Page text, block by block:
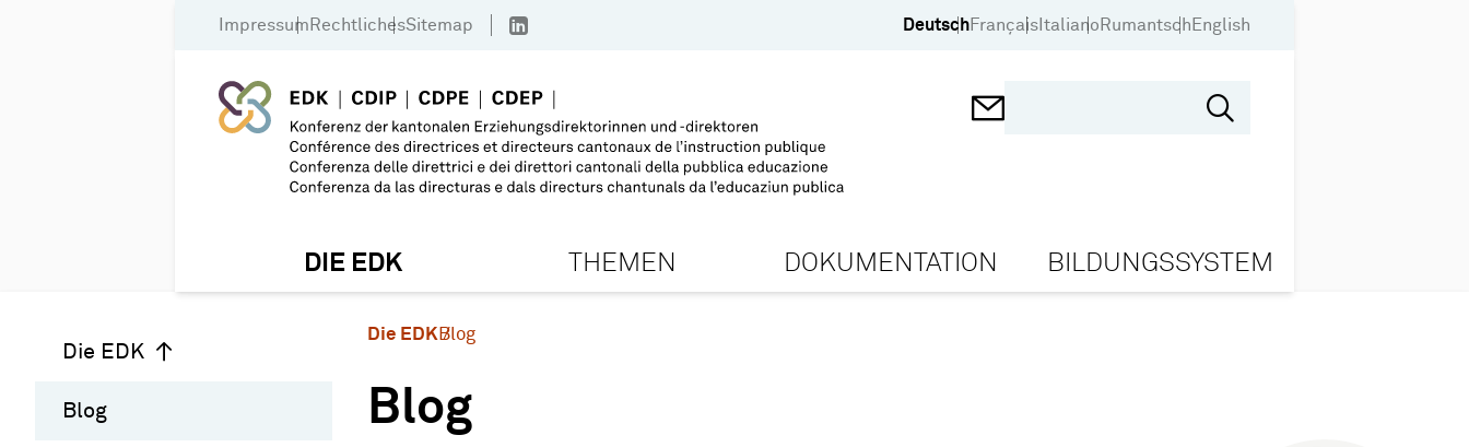
Impressum RechtlichesSitemap DeutschFrançais Italiano Rumantsch English
DIE EDK THEMEN DOKUMENTATION BILDUNGSSYSTEM
Die EDK
Blog
Die EDKBlog
Blog